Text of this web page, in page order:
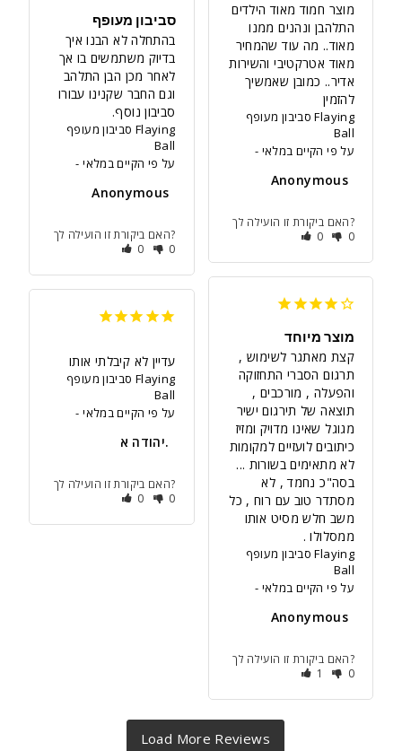
מוצר חמוד מאוד הילדים
התלהבן ונהנים ממנו
מאוד אטרקטיבי והשירות
להזמין
סביבון מעופף Flaying
Ball
על פי הקיים במלאי
Anonymous
האם ביקורת זו הועילה לך?
0
0
סביבון מעופף
סביבון נוסף.
סביבון מעופף Flaying
Ball
על פי הקיים במלאי
Anonymous
האם ביקורת זו הועילה לך?
0
0
מוצר מיוחד
לא מתאימים בשורות ...
בסה"כ נחמד , לא
מסתדר טוב עם רוח , כל
ממסלולו .
סביבון מעופף Flaying
Ball
על פי הקיים במלאי
Anonymous
האם ביקורת זו הועילה לך?
1
0
עדיין לא קיבלתי אותו
סביבון מעופף Flaying
Ball
על פי הקיים במלאי
יהודה א.
האם ביקורת זו הועילה לך?
0
0